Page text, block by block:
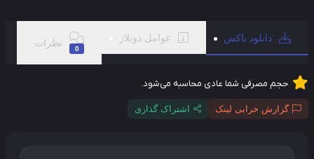
دانلود باکس عوامل دوبلاژ نظرات
حجم مصرفی شما عادی محاسبه می‌شود.
گزارش خرابی لینک اشتراک گذاری